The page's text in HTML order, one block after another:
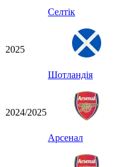
Селтік
2025
Шотландія
2024/2025
Арсенал